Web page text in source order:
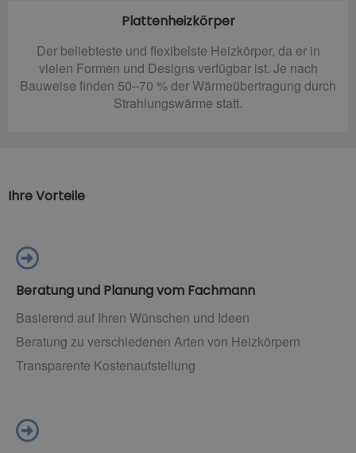
Plattenheizkörper
Der beliebteste und flexibelste Heizkörper, da er in
vielen Formen und Designs verfügbar ist. Je nach
Bauweise finden 50–70 % der Wärmeübertragung durch
Strahlungswärme statt.
Ihre Vorteile
Beratung und Planung vom Fachmann
Basierend auf Ihren Wünschen und Ideen
Beratung zu verschiedenen Arten von Heizkörpern
Transparente Kostenaufstellung